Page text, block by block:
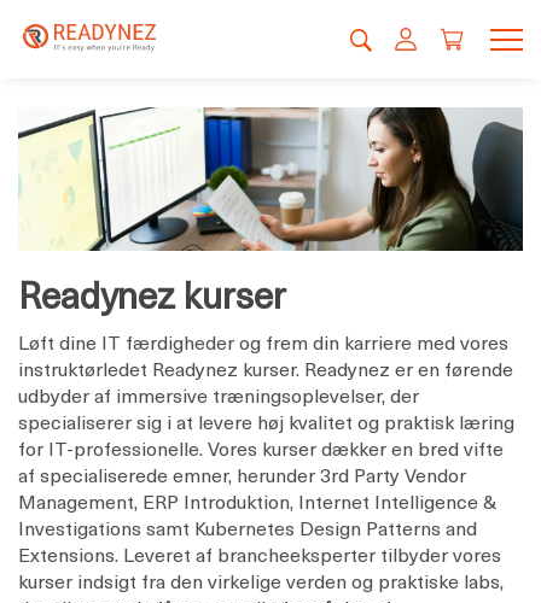
Readynez kurser
Løft dine IT færdigheder og frem din karriere med vores
instruktørledet Readynez kurser. Readynez er en førende
udbyder af immersive træningsoplevelser, der
specialiserer sig i at levere høj kvalitet og praktisk læring
for IT-professionelle. Vores kurser dækker en bred vifte
af specialiserede emner, herunder 3rd Party Vendor
Management, ERP Introduktion, Internet Intelligence &
Investigations samt Kubernetes Design Patterns and
Extensions. Leveret af brancheeksperter tilbyder vores
kurser indsigt fra den virkelige verden og praktiske labs,